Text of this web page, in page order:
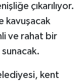
çıkarılıyor.
kavuşacak
ve rahat bir
sunacak.
kent